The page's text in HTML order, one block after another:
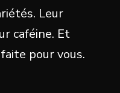
Leur
caféine. Et
pour vous.